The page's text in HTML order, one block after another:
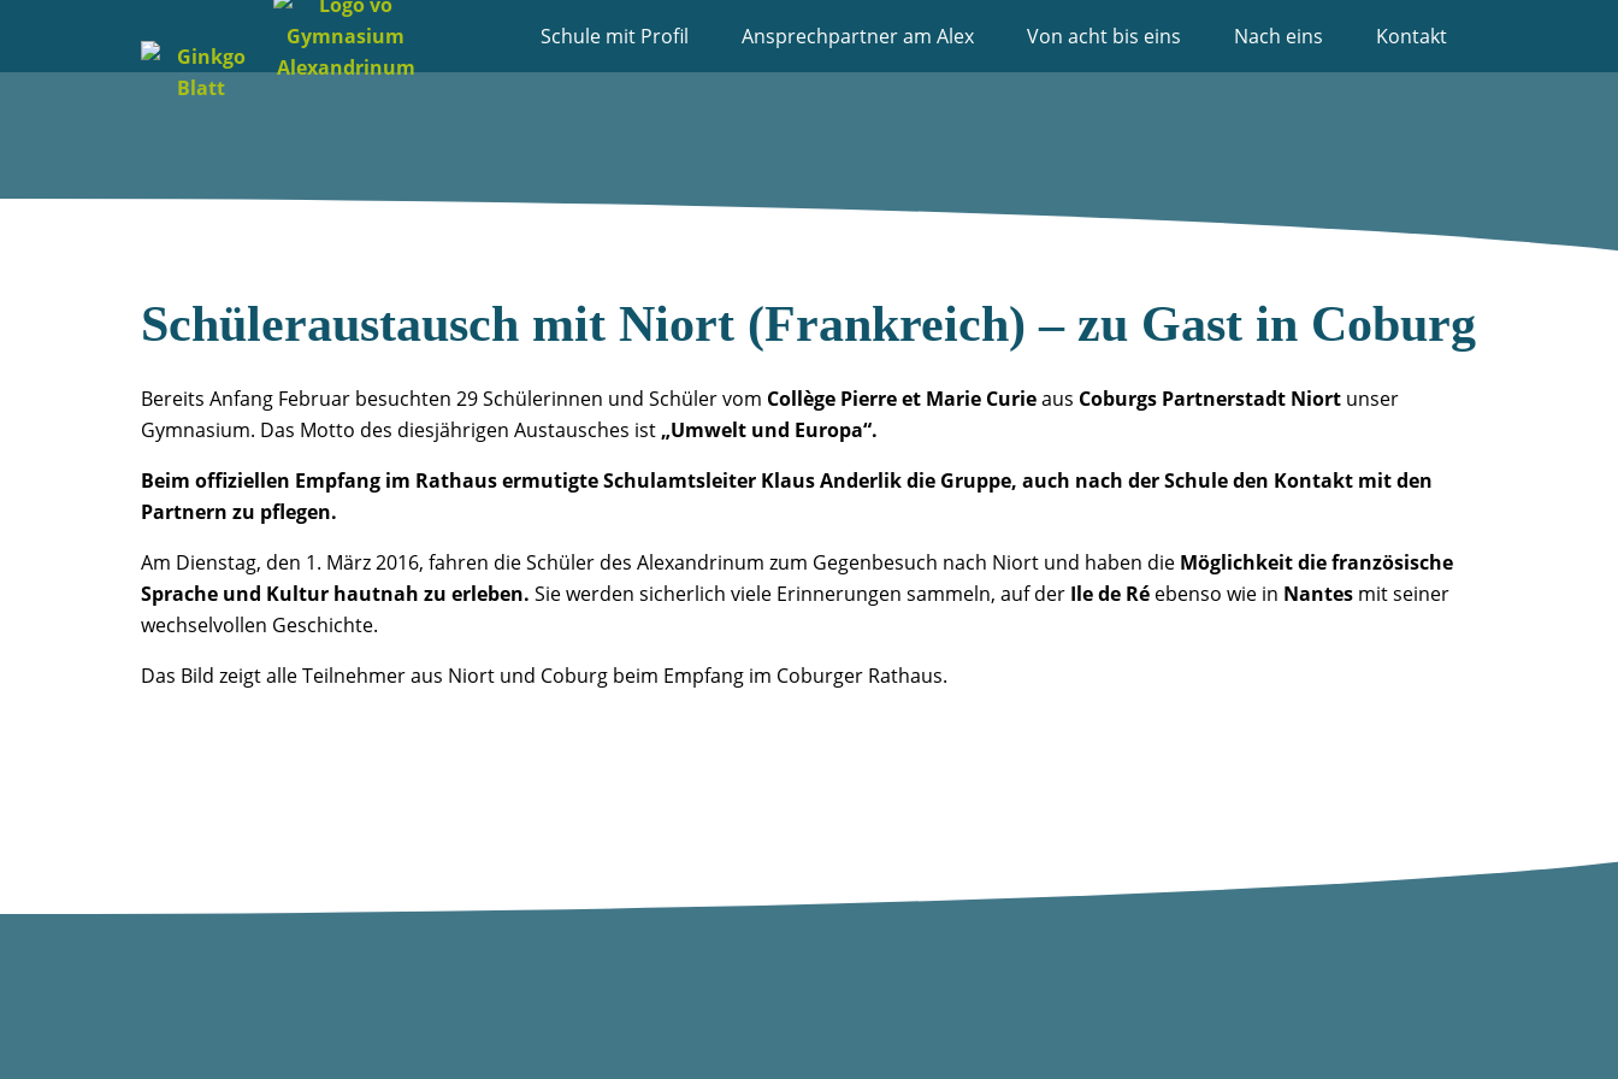
Schule mit Profil Ansprechpartner am Alex Von acht bis eins Nach eins Kontakt
Schüleraustausch mit Niort (Frankreich) – zu Gast in Coburg
Bereits Anfang Februar besuchten 29 Schülerinnen und Schüler vom Collège Pierre et Marie Curieaus Coburgs Partnerstadt Niort unser
Gymnasium. Das Motto des diesjährigen Austausches ist „Umwelt und Europa“.
Beim offiziellen Empfang im Rathaus ermutigte Schulamtsleiter Klaus Anderlik die Gruppe, auch nach der Schule den Kontakt mit den
Partnern zu pflegen.
Am Dienstag, den 1. März 2016, fahren die Schüler des Alexandrinum zum Gegenbesuch nach Niort und haben die Möglichkeit die französische
Sprache und Kultur hautnah zu erleben. Sie werden sicherlich viele Erinnerungen sammeln, auf der Ile de Ré ebenso wie in Nantes mit seiner
wechselvollen Geschichte.
Das Bild zeigt alle Teilnehmer aus Niort und Coburg beim Empfang im Coburger Rathaus.